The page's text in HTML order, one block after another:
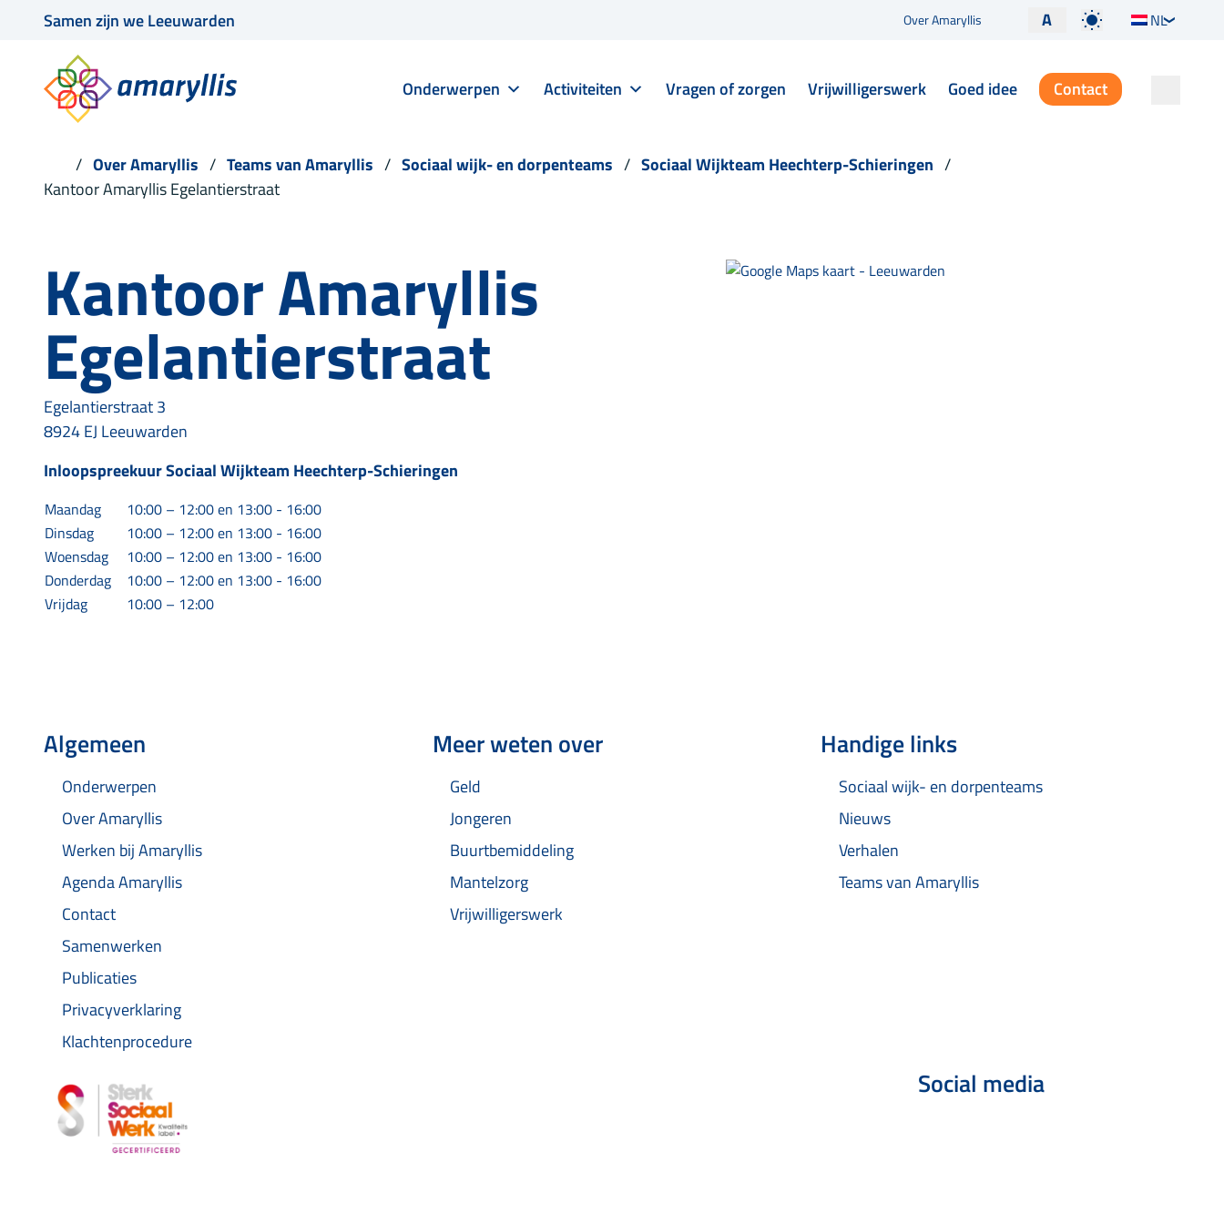
Samen zijn we Leeuwarden Over Amaryllis A NL
Onderwerpen Activiteiten Vragen of zorgen Vrijwilligerswerk Goed idee Contact
Over Amaryllis Teams van Amaryllis Sociaal wijk- en dorpenteams
Sociaal Wijkteam Heechterp-Schieringen
Kantoor Amaryllis Egelantierstraat
Kantoor Amaryllis
Egelantierstraat
Egelantierstraat 3
8924 EJ Leeuwarden
InloopspreekuurSociaal Wijkteam Heechterp-Schieringen
Maandag
10:00 – 12:00 en 13:00 - 16:00
Dinsdag
10:00 – 12:00 en 13:00 - 16:00
Woensdag
10:00 – 12:00 en 13:00 - 16:00
Donderdag
10:00 – 12:00 en 13:00 - 16:00
Vrijdag
10:00 – 12:00
Algemeen
Onderwerpen
Over Amaryllis
Werken bij Amaryllis
Agenda Amaryllis
Contact
Samenwerken
Publicaties
Privacyverklaring
Klachtenprocedure
Meer weten over
Geld
Jongeren
Buurtbemiddeling
Mantelzorg
Vrijwilligerswerk
Handige links
Sociaal wijk- en dorpenteams
Nieuws
Verhalen
Teams van Amaryllis
Social media